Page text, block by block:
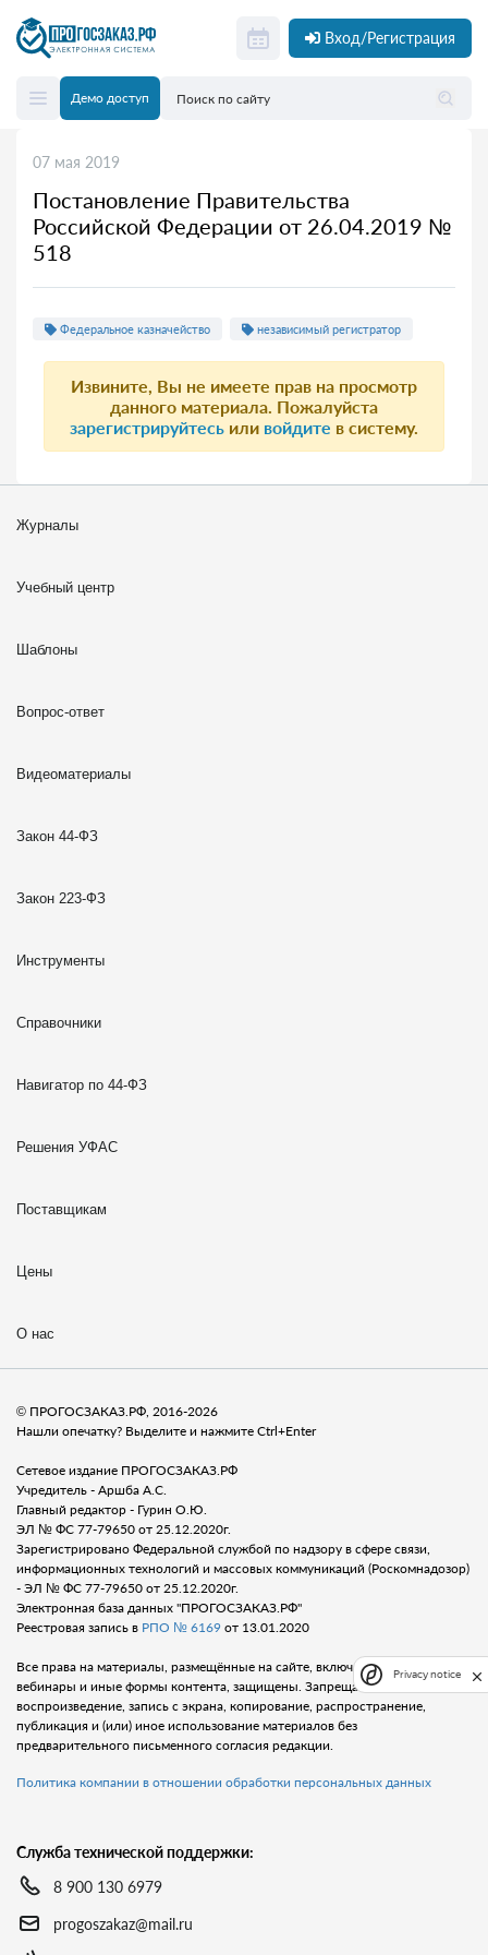
Вход/Регистрация
Демо доступ
07 мая 2019
Постановление Правительства
Российской Федерации от 26.04.2019 №
518
Федеральное казначейство независимый регистратор
Извините, Вы не имеете прав на просмотр
данного материала. Пожалуйста
зарегистрируйтесь или войдите в систему.
Журналы
Учебный центр
Шаблоны
Вопрос-ответ
Видеоматериалы
Закон 44-ФЗ
Закон 223-ФЗ
Инструменты
Справочники
Навигатор по 44-ФЗ
Решения УФАС
Поставщикам
Цены
О нас
© ПРОГОСЗАКАЗ.РФ, 2016-2026
Нашли опечатку? Выделите и нажмите Ctrl+Enter
Сетевое издание ПРОГОСЗАКАЗ.РФ
Учредитель - Аршба А.С.
Главный редактор - Гурин О.Ю.
ЭЛ № ФС 77-79650 от 25.12.2020г.
Зарегистрировано Федеральной службой по надзору в сфере связи,
информационных технологий и массовых коммуникаций (Роскомнадозор)
- ЭЛ № ФС 77-79650 от 25.12.2020г.
Электронная база данных "ПРОГОСЗАКАЗ.РФ"
Реестровая запись в РПО № 6169 от 13.01.2020
Все права на материалы, размещённые на сайте, включая тексты, видео,
вебинары и иные формы контента, защищены. Запрещается любое
воспроизведение, запись с экрана, копирование, распространение,
публикация и (или) иное использование материалов без
предварительного письменного согласия редакции.
Политика компании в отношении обработки персональных данных
Служба технической поддержки:
8 900 130 6979
progoszakaz@mail.ru
Privacy notice